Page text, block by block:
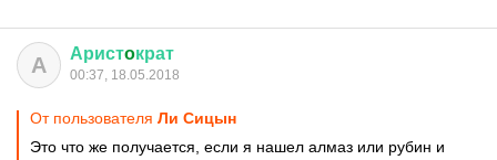
А Аристoкрат
00:37, 18.05.2018
От пользователя Ли Сицын
Это что же получается, если я нашел алмаз или рубин и